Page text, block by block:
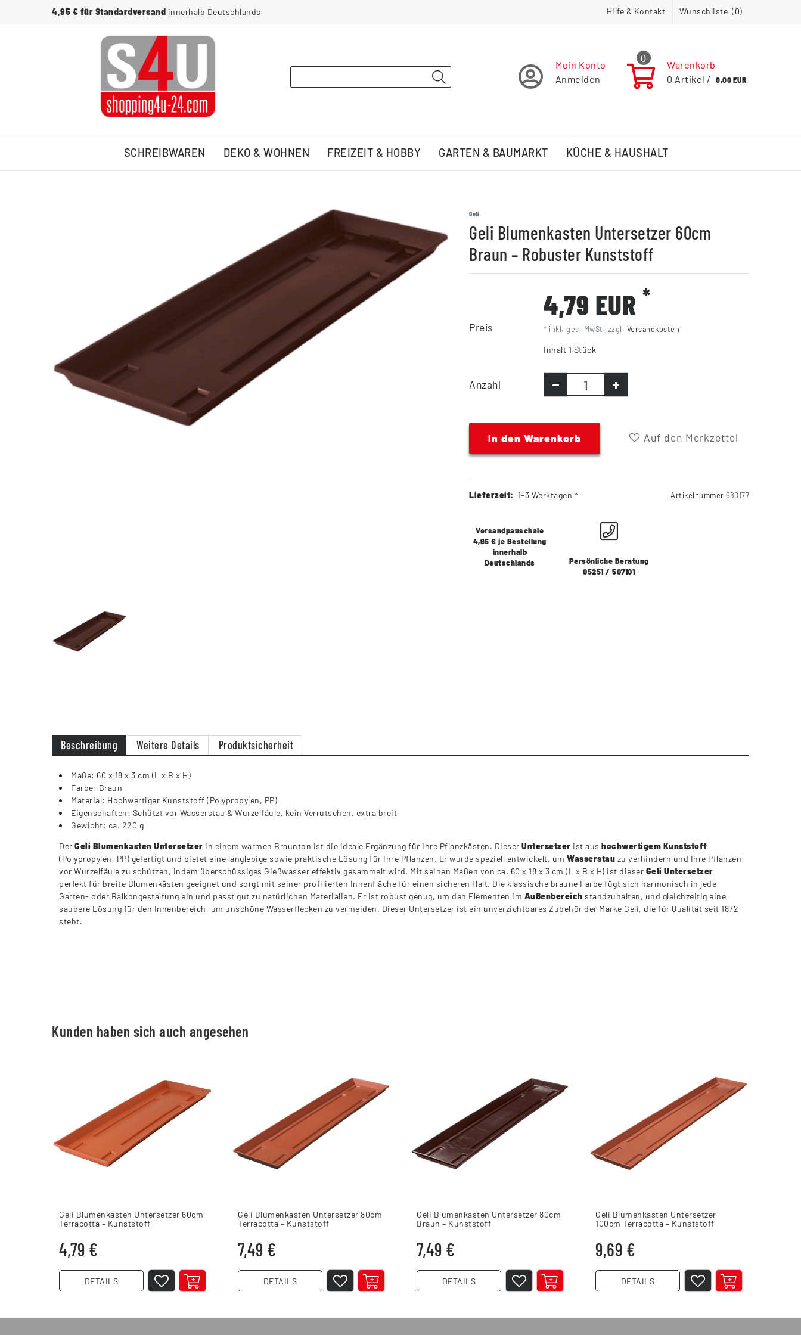
4,95 € für Standardversand innerhalb Deutschlands Hilfe & Kontakt Wunschliste (0)
Mein Konto
Anmelden
0
Warenkorb
0 Artikel / 0,00 EUR
SCHREIBWAREN DEKO & WOHNEN FREIZEIT & HOBBY GARTEN & BAUMARKT KÜCHE & HAUSHALT
Geli
Geli Blumenkasten Untersetzer 60cm
Braun – Robuster Kunststoff
Preis
4,79 EUR *
* inkl. ges. MwSt. zzgl. Versandkosten
Inhalt 1 Stück
Anzahl
In den Warenkorb Auf den Merkzettel
Lieferzeit: 1-3 Werktagen * Artikelnummer 680177
Versandpauschale
4,95 € je Bestellung
innerhalb
Deutschlands
Persönliche Beratung
05251 / 507101
Beschreibung Weitere Details Produktsicherheit
Maße: 60 x 18 x 3 cm (L x B x H)
Farbe: Braun
Material: Hochwertiger Kunststoff (Polypropylen, PP)
Eigenschaften: Schützt vor Wasserstau & Wurzelfäule, kein Verrutschen, extra breit
Gewicht: ca. 220 g
Der Geli Blumenkasten Untersetzer in einem warmen Braunton ist die ideale Ergänzung für Ihre Pflanzkästen. Dieser Untersetzer ist aus hochwertigem Kunststoff
(Polypropylen, PP) gefertigt und bietet eine langlebige sowie praktische Lösung für Ihre Pflanzen. Er wurde speziell entwickelt, um Wasserstau zu verhindern und Ihre Pflanzen
vor Wurzelfäule zu schützen, indem überschüssiges Gießwasser effektiv gesammelt wird. Mit seinen Maßen von ca. 60 x 18 x 3 cm (L x B x H) ist dieser Geli Untersetzer
perfekt für breite Blumenkästen geeignet und sorgt mit seiner profilierten Innenfläche für einen sicheren Halt. Die klassische braune Farbe fügt sich harmonisch in jede
Garten- oder Balkongestaltung ein und passt gut zu natürlichen Materialien. Er ist robust genug, um den Elementen im Außenbereich standzuhalten, und gleichzeitig eine
saubere Lösung für den Innenbereich, um unschöne Wasserflecken zu vermeiden. Dieser Untersetzer ist ein unverzichtbares Zubehör der Marke Geli, die für Qualität seit 1872
steht.
Kunden haben sich auch angesehen
Geli Blumenkasten Untersetzer 60cm
Terracotta – Kunststoff
4,79 €
DETAILS
Geli Blumenkasten Untersetzer 80cm
Terracotta – Kunststoff
7,49 €
DETAILS
Geli Blumenkasten Untersetzer 80cm
Braun – Kunststoff
7,49 €
DETAILS
Geli Blumenkasten Untersetzer
100cm Terracotta – Kunststoff
9,69 €
DETAILS